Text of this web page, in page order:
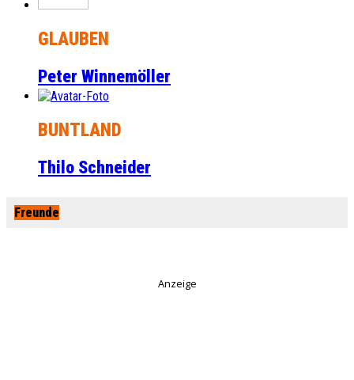
GLAUBEN
Peter Winnemöller
BUNTLAND
Thilo Schneider
Freunde
Anzeige